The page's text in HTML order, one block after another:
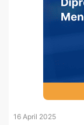
16 April 2025